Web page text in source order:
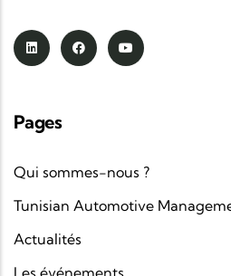
Pages
Qui sommes-nous ?
Tunisian Automotive
Actualités
Les événements